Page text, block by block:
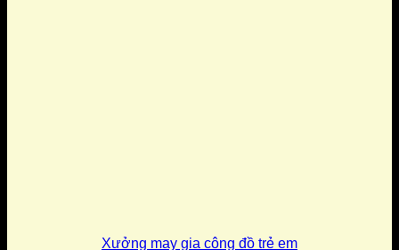
Xưởng may gia công đồ trẻ em